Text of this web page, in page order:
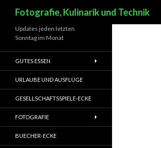
Fotografie, Kulinarik und Technik
Updates jeden letzten
Sonntag im Monat
GUTES ESSEN
URLAUBE UND AUSFLÜGE
GESELLSCHAFTSSPIELE-ECKE
FOTOGRAFIE
BUECHER-ECKE